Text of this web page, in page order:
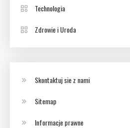
Technologia
Zdrowie i Uroda
Skontaktuj sie z nami
Sitemap
Informacje prawne